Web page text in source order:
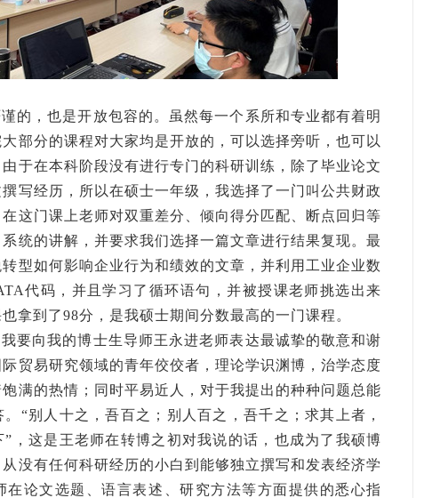
的，也是开放包容的。虽然每一个系所和专业都有着明
部分的课程对大家均是开放的，可以选择旁听，也可以
于在本科阶段没有进行专门的科研训练，除了毕业论文
写经历，所以在硕士一年级，我选择了一门叫公共财政
这门课上老师对双重差分、倾向得分匹配、断点回归等
统的讲解，并要求我们选择一篇文章进行结果复现。最
型如何影响企业行为和绩效的文章，并利用工业企业数
代码，并且学习了循环语句，并被授课老师挑选出来
拿到了98分，是我硕士期间分数最高的一门课程。
要向我的博士生导师王永进老师表达最诚挚的敬意和谢
贸易研究领域的青年佼佼者，理论学识渊博，治学态度
满的热情；同时平易近人，对于我提出的种种问题总能
“别人十之，吾百之；别人百之，吾千之；求其上者，
，这是王老师在转博之初对我说的话，也成为了我硕博
没有任何科研经历的小白到能够独立撰写和发表经济学
在论文选题、语言表述、研究方法等方面提供的悉心指